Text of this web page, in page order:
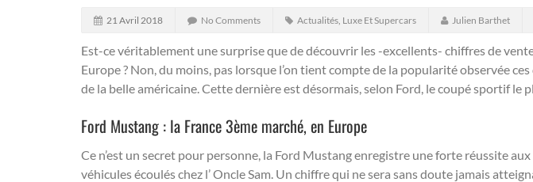
21 Avril 2018 No Comments Actualités, Luxe Et Supercars Julien Barthet
Est-ce véritablement une surprise que de découvrir les -excellents- chiffres de
Europe ? Non, du moins, pas lorsque l’on tient compte de la popularité observée ces
de la belle américaine. Cette dernière est désormais, selon Ford, le coupé sportif le
Ford Mustang : la France 3ème marché, en Europe
Ce n’est un secret pour personne, la Ford Mustang enregistre une forte réussite
véhicules écoulés chez l’ Oncle Sam. Un chiffre qui ne sera sans doute jamais